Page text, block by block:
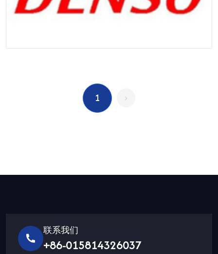
1
联系我们
+86-015814326037